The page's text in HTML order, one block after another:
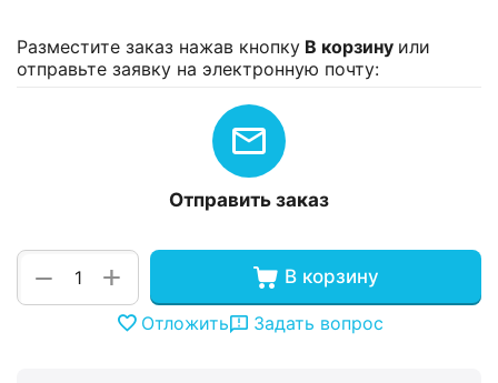
Разместите заказ нажав кнопку В корзину или
отправьте заявку на электронную почту:
Отправить заказ
+
− В корзину
Отложить Задать вопрос